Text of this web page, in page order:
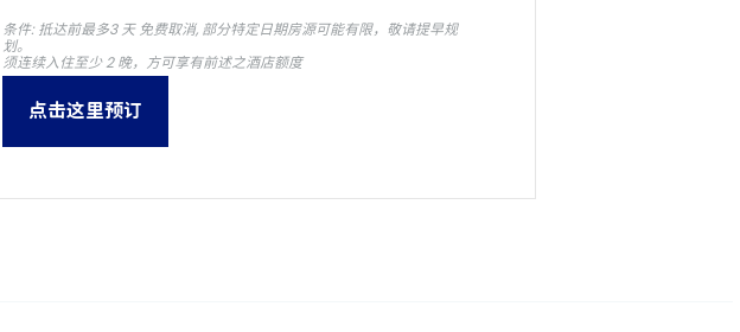
THIRST
• ONYX Rewards会员更可获得额外最高 16% 专享优惠
• 计划有变？有灵活取消条款
OZO 为您呈献更多尽情趣玩、极致放松并让快乐假期无限续航
条件: 抵达前最多3 天 免费取消, 部分特定日期房源可能有限，敬请提早规
划。
须连续入住至少 2 晚，方可享有前述之酒店额度
点击这里预订